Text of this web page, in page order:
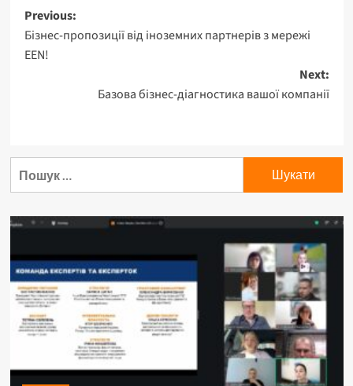
Post
navigation
Previous:
Бізнес-пропозиції від іноземних партнерів з мережі
EEN!
Next:
Базова бізнес-діагностика вашої компанії